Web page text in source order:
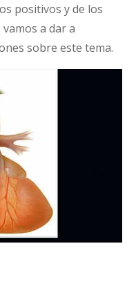
positivos y de los
a dar a
sobre este tema.